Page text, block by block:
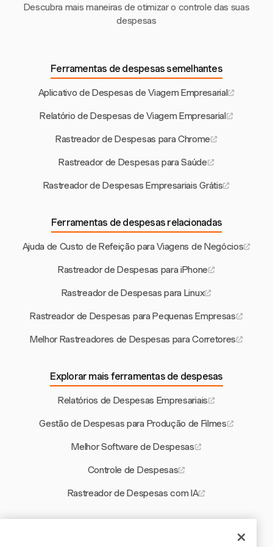
Descubra mais maneiras de otimizar o controle das suas
despesas
Ferramentas de despesas semelhantes
Aplicativo de Despesas de Viagem Empresarial
Relatório de Despesas de Viagem Empresarial
Rastreador de Despesas para Chrome
Rastreador de Despesas para Saúde
Rastreador de Despesas Empresariais Grátis
Ferramentas de despesas relacionadas
Ajuda de Custo de Refeição para Viagens de Negócios
Rastreador de Despesas para iPhone
Rastreador de Despesas para Linux
Rastreador de Despesas para Pequenas Empresas
Melhor Rastreadores de Despesas para Corretores
Explorar mais ferramentas de despesas
Relatórios de Despesas Empresariais
Gestão de Despesas para Produção de Filmes
Melhor Software de Despesas
Controle de Despesas
Rastreador de Despesas com IA